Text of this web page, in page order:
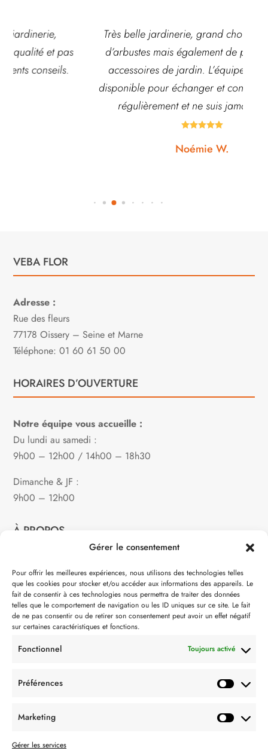
Gérer le consentement
Pour offrir les meilleures expériences, nous utilisons des technologies telles
que les cookies pour stocker et/ou accéder aux informations des appareils. Le
fait de consentir à ces technologies nous permettra de traiter des données
telles que le comportement de navigation ou les ID uniques sur ce site. Le fait
de ne pas consentir ou de retirer son consentement peut avoir un effet négatif
sur certaines caractéristiques et fonctions.
Fonctionnel Toujours activé
Préférences
Marketing
Gérer les services
Très belle jardinerie, grand choix de fleurs et
d’arbustes mais également de pots ou autre
accessoires de jardin. L’équipe est souvent
disponible pour échanger et conseiller. J’y vais
régulièrement et ne suis jamais déçue.
VEBA FLOR
Adresse :
Rue des fleurs
77178 Oissery – Seine et Marne
Téléphone: 01 60 61 50 00
HORAIRES D’OUVERTURE
Notre équipe vous accueille :
Du lundi au samedi :
9h00 – 12h00 / 14h00 – 18h30
Dimanche & JF :
9h00 – 12h00
À PROPOS
Notre philosophie
Contact
Partenaire de: